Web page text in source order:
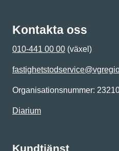
Kontakta oss
010-441 00 00 (växel)
Organisationsnummer:
Diarium
Kundtjänst